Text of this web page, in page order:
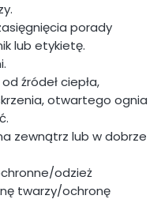
porady
lub etykietę.
źródeł ciepła,
otwartego ognia
zewnątrz lub w dobrze
odzież
twarzy/ochronę